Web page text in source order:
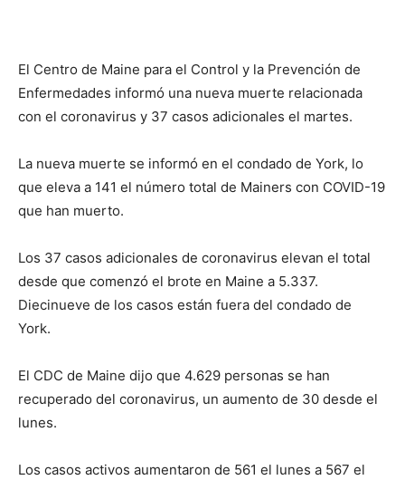
El Centro de Maine para el Control y la Prevención de
Enfermedades informó una nueva muerte relacionada
con el coronavirus y 37 casos adicionales el martes.
La nueva muerte se informó en el condado de York, lo
que eleva a 141 el número total de Mainers con COVID-19
que han muerto.
Los 37 casos adicionales de coronavirus elevan el total
desde que comenzó el brote en Maine a 5.337.
Diecinueve de los casos están fuera del condado de
York.
El CDC de Maine dijo que 4.629 personas se han
recuperado del coronavirus, un aumento de 30 desde el
lunes.
Los casos activos aumentaron de 561 el lunes a 567 el